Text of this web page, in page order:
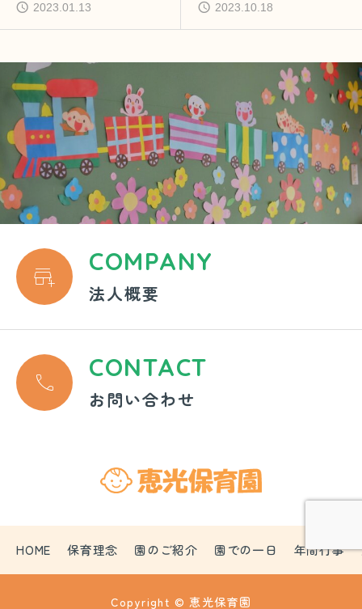
2023.01.13 2023.10.18
 COMPANY
法人概要
 CONTACT
お問い合わせ
HOME 保育理念 園のご紹介 園での一日 年間行事
Copyright © 恵光保育園